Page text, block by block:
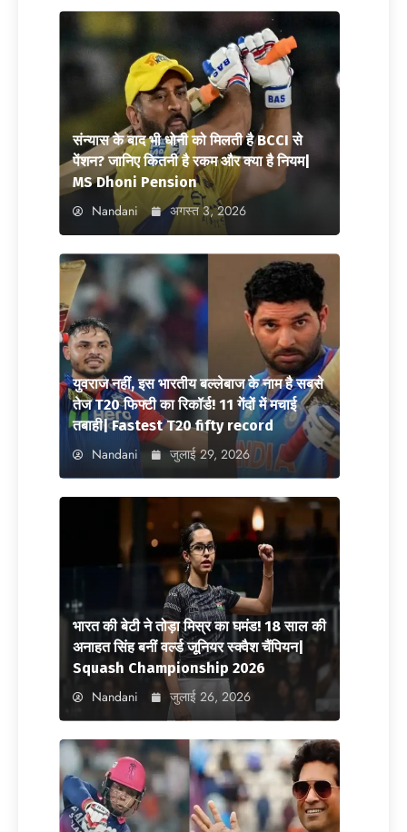
संन्यास के बाद भी धोनी को मिलती है BCCI से
पेंशन? जानिए कितनी है रकम और क्या है नियम|
MS Dhoni Pension
Nandani अगस्त 3, 2026
युवराज नहीं, इस भारतीय बल्लेबाज के नाम है सबसे
तेज T20 फिफ्टी का रिकॉर्ड! 11 गेंदों में मचाई
तबाही| Fastest T20 fifty record
Nandani जुलाई 29, 2026
भारत की बेटी ने तोड़ा मिस्र का घमंड! 18 साल की
अनाहत सिंह बनीं वर्ल्ड जूनियर स्क्वैश चैंपियन|
Squash Championship 2026
Nandani जुलाई 26, 2026